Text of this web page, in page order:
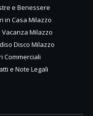
e Benessere
in Casa Milazzo
Vacanza Milazzo
Disco Milazzo
Commerciali
e Note Legali